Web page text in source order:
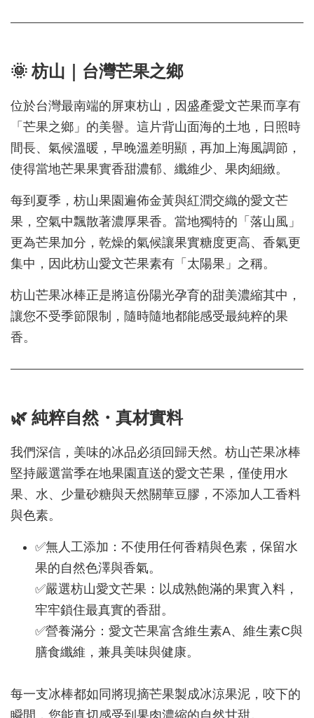
🌞 枋山｜台灣芒果之鄉
位於台灣最南端的屏東枋山，因盛產愛文芒果而享有
「芒果之鄉」的美譽。這片背山面海的土地，日照時
間長、氣候溫暖，早晚溫差明顯，再加上海風調節，
使得當地芒果果實香甜濃郁、纖維少、果肉細緻。
每到夏季，枋山果園遍佈金黃與紅潤交織的愛文芒
果，空氣中飄散著濃厚果香。當地獨特的「落山風」
更為芒果加分，乾燥的氣候讓果實糖度更高、香氣更
集中，因此枋山愛文芒果素有「太陽果」之稱。
枋山芒果冰棒正是將這份陽光孕育的甜美濃縮其中，
讓您不受季節限制，隨時隨地都能感受最純粹的果
香。
🌿 純粹自然・真材實料
我們深信，美味的冰品必須回歸天然。枋山芒果冰棒
堅持嚴選當季在地果園直送的愛文芒果，僅使用水
果、水、少量砂糖與天然關華豆膠，不添加人工香料
與色素。
✅無人工添加：不使用任何香精與色素，保留水
果的自然色澤與香氣。
✅嚴選枋山愛文芒果：以成熟飽滿的果實入料，
牢牢鎖住最真實的香甜。
✅營養滿分：愛文芒果富含維生素A、維生素C與
膳食纖維，兼具美味與健康。
每一支冰棒都如同將現摘芒果製成冰涼果泥，咬下的
瞬間，您能真切感受到果肉濃縮的自然甘甜。